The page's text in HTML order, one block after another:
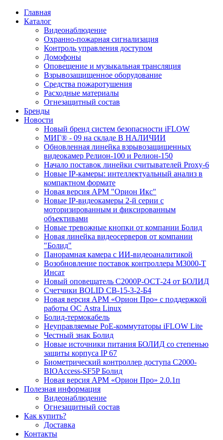
Главная
Каталог
Видеонаблюдение
Охранно-пожарная сигнализация
Контроль управления доступом
Домофоны
Оповещение и музыкальная трансляция
Взрывозащищенное оборудование
Средства пожаротушения
Расходные материалы
Огнезащитный состав
Бренды
Новости
Новый бренд систем безопасности iFLOW
МИГ® - 09 на складе В НАЛИЧИИ
Обновленная линейка взрывозащищенных
видеокамер Релион-100 и Релион-150
Начало поставок линейки считывателей Proxy-6
Новые IP-камеры: интеллектуальный анализ в
компактном формате
Новая версия АРМ "Орион Икс"
Новые IP-видеокамеры 2-й серии с
моторизированным и фиксированным
объективами
Новые тревожные кнопки от компании Болид
Новая линейка видеосерверов от компании
"Болид"
Панорамная камера с ИИ-видеоаналитикой
Возобновление поставок контроллера М3000-Т
Инсат
Новый оповещатель С2000Р-ОСТ-24 от БОЛИД
Счетчики BOLID СВ-15-3-2-Б4
Новая версия АРМ «Орион Про» с поддержкой
работы ОС Astra Linux
Болид-термокабель
Неуправляемые PoE-коммутаторы iFLOW Lite
Честный знак Болид
Новые источники питания БОЛИД со степенью
защиты корпуса IP 67
Биометрический контроллер доступа С2000-
BIOAccess-SF5P Болид
Новая версия АРМ «Орион Про» 2.0.1п
Полезная информация
Видеонаблюдение
Огнезащитный состав
Как купить?
Доставка
Контакты